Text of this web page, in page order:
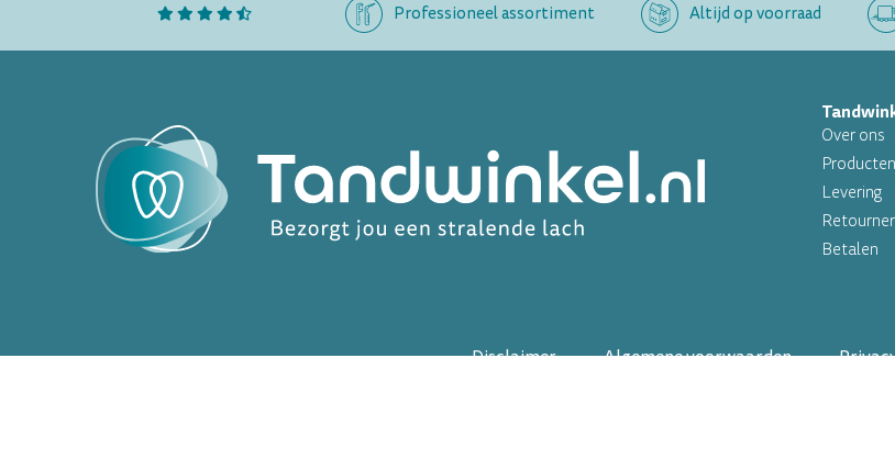
Professioneel assortiment Altijd op voorraad
Over ons
Producten
Levering
Betalen
Disclaimer Algemene voorwaarden